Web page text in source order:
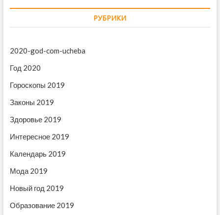
и
я
о
з
а
п
и
с
я
м
п
с
з
п
РУБРИКИ
2020-god-com-ucheba
Год 2020
Гороскопы 2019
Законы 2019
Здоровье 2019
Интересное 2019
Календарь 2019
Мода 2019
Новый год 2019
Образование 2019